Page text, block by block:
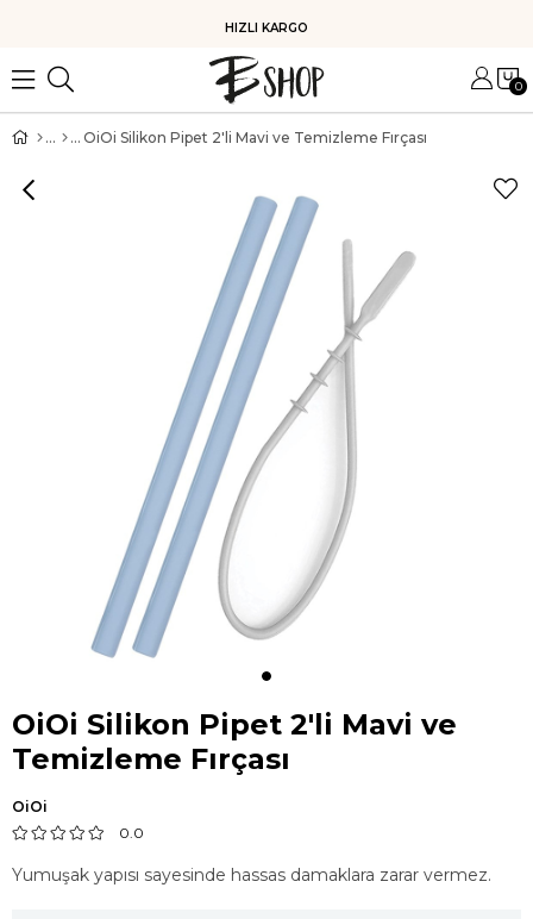
HIZLI KARGO
0
OiOi Silikon Pipet 2'li Mavi ve Temizleme Fırçası
OiOi Silikon Pipet 2'li Mavi ve
Temizleme Fırçası
OiOi
0.0
Yumuşak yapısı sayesinde hassas damaklara zarar vermez.